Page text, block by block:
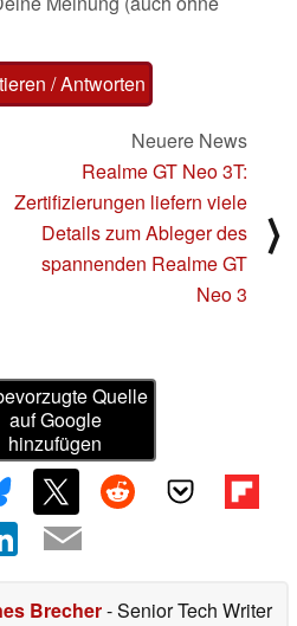
/ Antworten
Neuere News
Realme GT Neo 3T:
Zertifizierungen liefern viele
Details zum Ableger des
spannenden Realme GT
Neo 3
⟩
Quelle
auf Google
hinzufügen
Brecher- Senior Tech Writer